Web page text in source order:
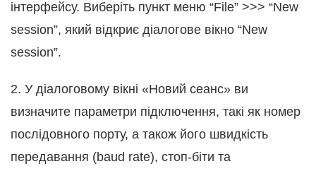
інтерфейсу. Виберіть пункт меню “File” >>> “New
session”, який відкриє діалогове вікно “New
session”.
2. У діалоговому вікні «Новий сеанс» ви
визначите параметри підключення, такі як номер
послідовного порту, а також його швидкість
передавання (baud rate), стоп-біти та